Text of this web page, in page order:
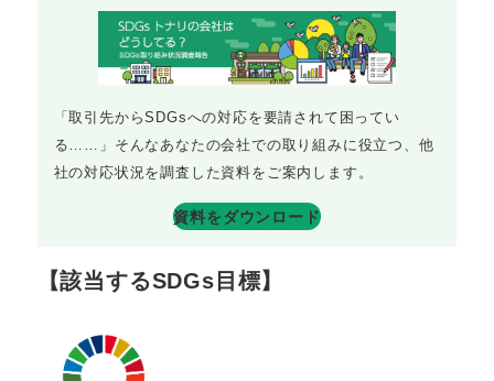
「取引先からSDGsへの対応を要請されて困ってい
る……」そんなあなたの会社での取り組みに役立つ、他
社の対応状況を調査した資料をご案内します。
資料をダウンロード
【該当するSDGs目標】